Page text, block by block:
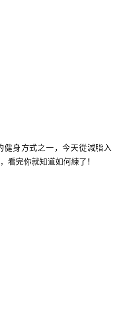
健身方式之一，今天從減脂入
看完你就知道如何練了！